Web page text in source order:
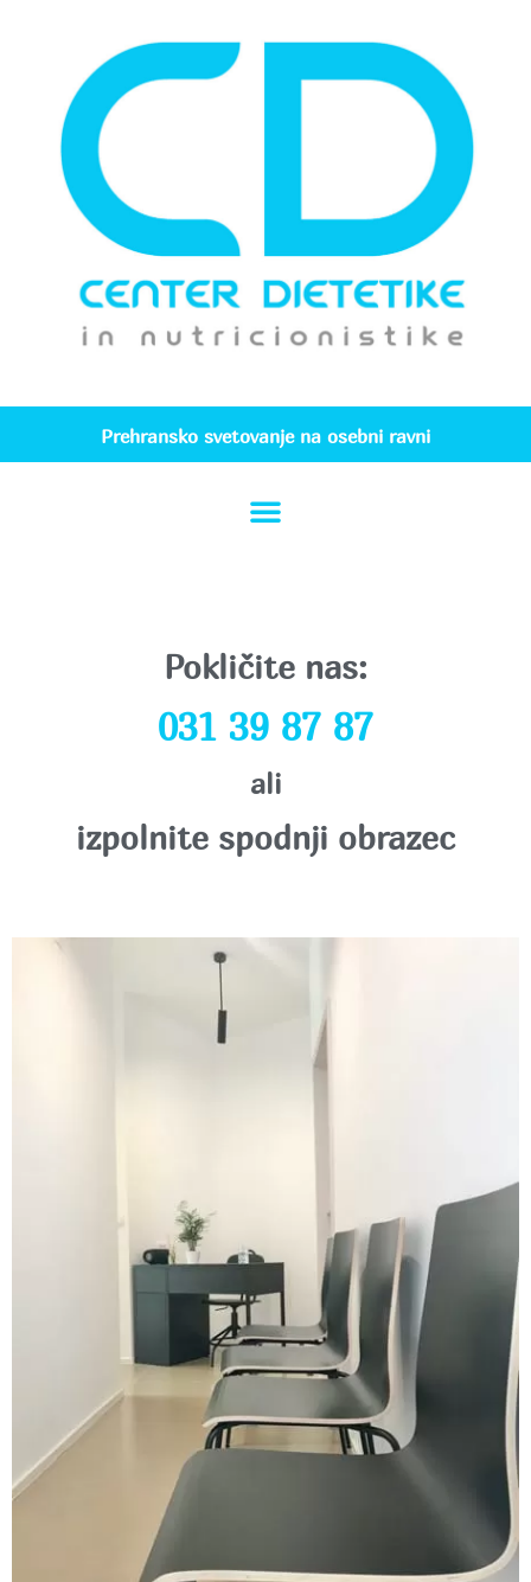
Prehransko svetovanje na osebni ravni
Pokličite nas:
031 39 87 87
ali
izpolnite spodnji obrazec